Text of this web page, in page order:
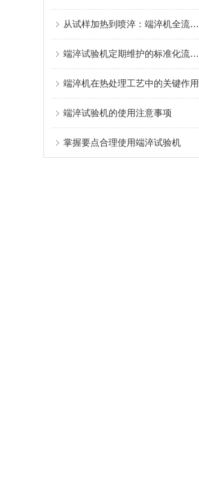
从试样加热到喷淬：端淬机全流程标准化操作指南
端淬试验机定期维护的标准化流程解析
端淬机在热处理工艺中的关键作用
端淬试验机的使用注意事项
掌握要点合理使用端淬试验机